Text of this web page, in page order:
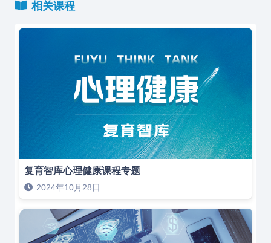
相关课程
复育智库心理健康课程专题
2024年10月28日